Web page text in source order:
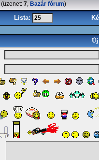
(üzenet: 7, Bazár fórum)
Lista:
Új